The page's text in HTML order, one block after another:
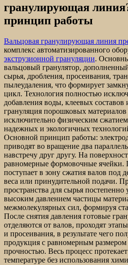
гранулирующая
принцип работы
Вальцовая гранулирующая линия
комплекс автоматизированного
экструзионной грануляции.
вальцовый гранулятор,
сырья, дробления, просеивания,
пылеудаления, что формирует
цикл. Технология полностью
добавления воды, клеевых
грануляция порошковых материалов
исключительно физическим
надежных и экологичных
Основной принцип работы:
приводят во вращение два
навстречу друг другу. На
равномерные формовочные ячейки.
поступает в зону сжатия валов под
веса или принудительной подачи.
пространства для сырья постепенно
высоким давлением частицы
межмолекулярных сил, формируя
После снятия давления готовые
отделяются от валов, проходят
и просеивания, в результате чего
продукция с равномерным размером
прочностью. Весь процесс
температуре без использования